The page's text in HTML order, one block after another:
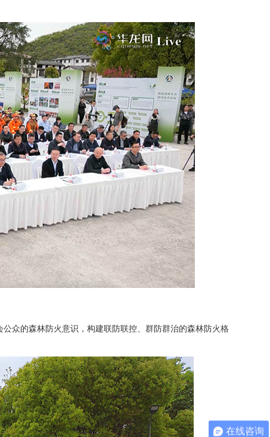
众的森林防火意识，构建联防联控、群防群治的森林防火格
在线咨询